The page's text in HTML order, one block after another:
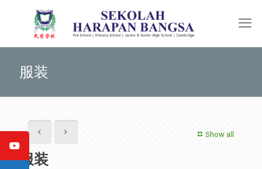
服装
Show all
服装